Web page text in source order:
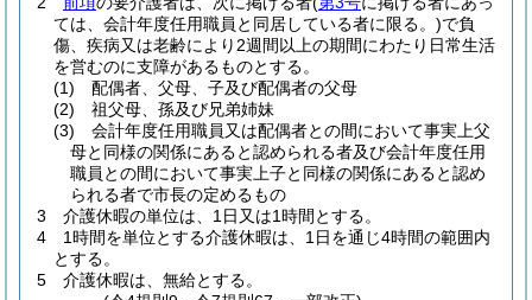
ては、会計年度任用職員と同居している者に限る。)で負
傷、疾病又は老齢により2週間以上の期間にわたり日常生活
を営むのに支障があるものとする。
(1)
配偶者、父母、子及び配偶者の父母
(2)
祖父母、孫及び兄弟姉妹
(3)
会計年度任用職員又は配偶者との間において事実上父
母と同様の関係にあると認められる者及び会計年度任用
職員との間において事実上子と同様の関係にあると認め
られる者で市長の定めるもの
3
介護休暇の単位は、1日又は1時間とする。
4
1時間を単位とする介護休暇は、1日を通じ4時間の範囲内
とする。
5
介護休暇は、無給とする。